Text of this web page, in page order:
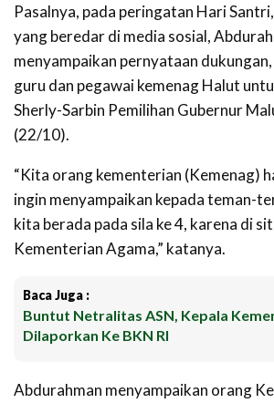
Pasalnya, pada peringatan Hari
yang beredar di media sosial,
menyampaikan pernyataan
guru dan pegawai kemenag Halut
Sherly-Sarbin Pemilihan Gubernur
(22/10).
“Kita orang kementerian (Kemenag)
ingin menyampaikan kepada teman-
kita berada pada sila ke 4, karena di
Kementerian Agama,” katanya.
Baca Juga :
Buntut Netralitas ASN, Kepala
Dilaporkan Ke BKN RI
Abdurahman menyampaikan orang